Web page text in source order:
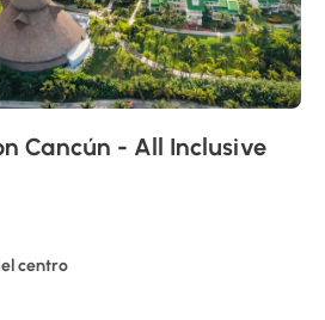
Cancún - All Inclusive
centro